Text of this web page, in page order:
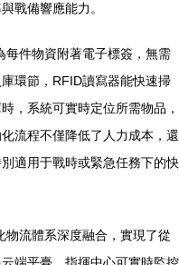
戰備響應能力。
每件物資附著電子標簽，無需
環節，RFID讀寫器能快速掃
，系統可實時定位所需物品，
流程不僅降低了人力成本，還
適用于戰時或緊急任務下的快
物流體系深度融合，實現了從